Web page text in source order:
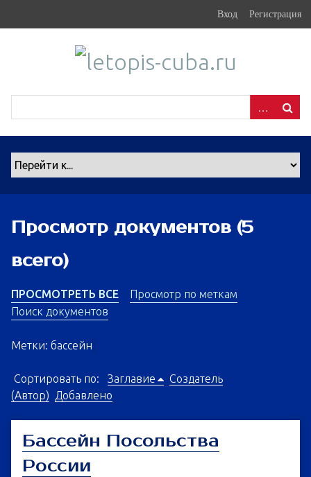
Вход Регистрация
Просмотр документов (5
всего)
ПРОСМОТРЕТЬ ВСЕ
Просмотр по меткам
Поиск документов
Метки: бассейн
Сортировать по: Заглавие
Создатель
(Автор)
Добавлено
Бассейн Посольства
России